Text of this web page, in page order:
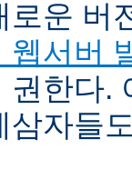
로운 버
웹서버
권한다.
삼자들